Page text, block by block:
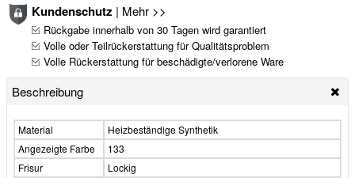
Kundenschutz | Mehr >>
Rückgabe innerhalb von 30 Tagen wird garantiert
Volle oder Teilrückerstattung für Qualitätsproblem
Volle Rückerstattung für beschädigte/verlorene Ware
Beschreibung
Material
Heizbeständige Synthetik
Angezeigte Farbe
133
Frisur
Lockig